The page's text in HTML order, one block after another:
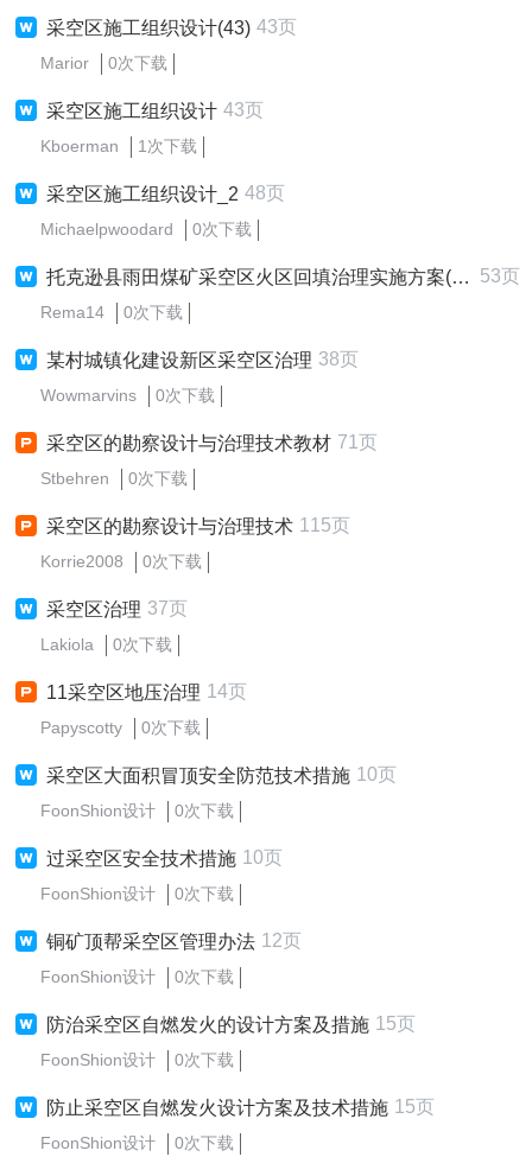
采空区施工组织设计(43) 43页
Marior 0次下载
采空区施工组织设计 43页
Kboerman 1次下载
采空区施工组织设计_2 48页
Michaelpwoodard 0次下载
托克逊县雨田煤矿采空区火区回填治理实施方案(53) 53页
Rema14 0次下载
某村城镇化建设新区采空区治理 38页
Wowmarvins 0次下载
采空区的勘察设计与治理技术教材 71页
Stbehren 0次下载
采空区的勘察设计与治理技术 115页
Korrie2008 0次下载
采空区治理 37页
Lakiola 0次下载
11采空区地压治理 14页
Papyscotty 0次下载
采空区大面积冒顶安全防范技术措施 10页
FoonShion设计 0次下载
过采空区安全技术措施 10页
FoonShion设计 0次下载
铜矿顶帮采空区管理办法 12页
FoonShion设计 0次下载
防治采空区自燃发火的设计方案及措施 15页
FoonShion设计 0次下载
防止采空区自燃发火设计方案及技术措施 15页
FoonShion设计 0次下载